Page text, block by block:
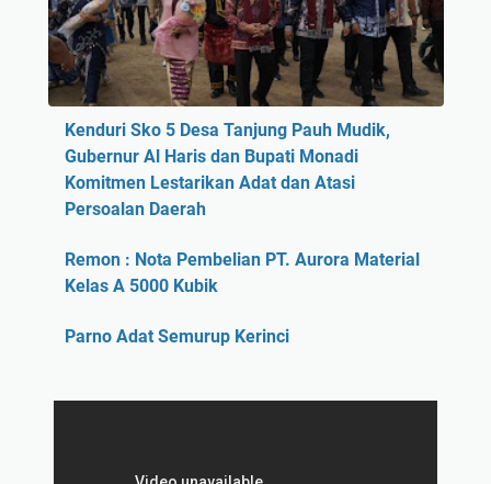
Kenduri Sko 5 Desa Tanjung Pauh Mudik,
Gubernur Al Haris dan Bupati Monadi
Komitmen Lestarikan Adat dan Atasi
Persoalan Daerah
Remon : Nota Pembelian PT. Aurora Material
Kelas A 5000 Kubik
Parno Adat Semurup Kerinci